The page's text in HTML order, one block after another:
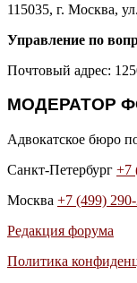
115035, г. Москва,
Управление по
Почтовый адрес:
МОДЕРАТОР
Адвокатское бюро
Санкт-Петербург +7
Москва +7 (499)
Редакция форума
Политика